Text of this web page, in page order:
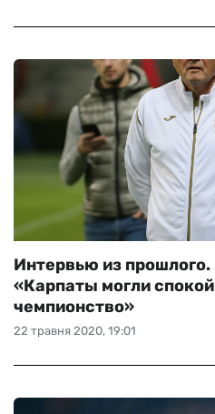
22 травня 2020, 19:01
Интервью из
«Карпаты могли
чемпионство»